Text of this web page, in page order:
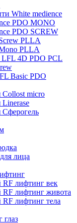
White medience
PDO MONO
PDO SCREW
PLLA
PLLA
4D PDO PCL
Basic PDO
Collost micro
Linerase
Сферогель
лица
лифтинг век
лифтинг живота
лифтинг тела
глаз